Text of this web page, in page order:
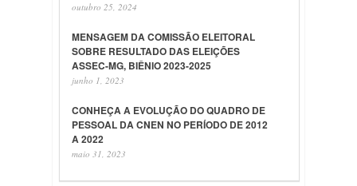
outubro 25, 2024
MENSAGEM DA COMISSÃO ELEITORAL
SOBRE RESULTADO DAS ELEIÇÕES
ASSEC-MG, BIÊNIO 2023-2025
junho 1, 2023
CONHEÇA A EVOLUÇÃO DO QUADRO DE
PESSOAL DA CNEN NO PERÍODO DE 2012
A 2022
maio 31, 2023